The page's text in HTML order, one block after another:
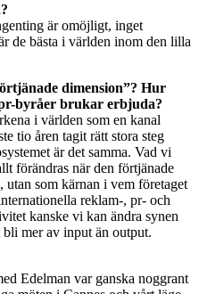
är omöjligt, inget
de bästa i världen inom den lilla
dimension”? Hur
byråer brukar erbjuda?
i världen som en kanal
tio åren tagit rätt stora steg
är det samma. Vad vi
förändras när den förtjänade
utan som kärnan i vem företaget
reklam-, pr- och
kanske vi kan ändra synen
mer av input än output.
Edelman var ganska noggrant